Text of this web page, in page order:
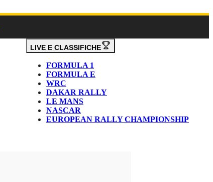
LIVE E CLASSIFICHE
FORMULA 1
FORMULA E
WRC
DAKAR RALLY
LE MANS
NASCAR
EUROPEAN RALLY CHAMPIONSHIP